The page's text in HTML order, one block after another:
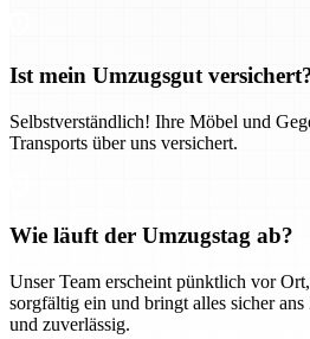
Ist mein Umzugsgut
Selbstverständlich! Ihre Möbel und
Transports über uns versichert.
Wie läuft der Umzugstag ab?
Unser Team erscheint pünktlich vor
sorgfältig ein und bringt alles sicher
und zuverlässig.